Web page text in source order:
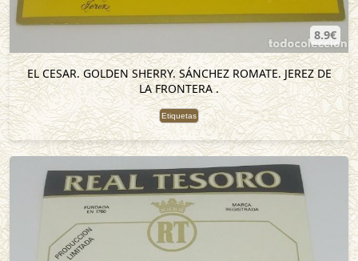
8.9€
EL CESAR. GOLDEN SHERRY. SÁNCHEZ ROMATE. JEREZ DE
LA FRONTERA .
Etiquetas